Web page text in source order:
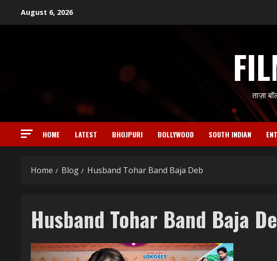
August 6, 2026
ताज़ा
HOME LATEST BHOJPURI BOLLYWOOD SOUTH INDIAN
Home Blog Husband Tohar Band Baja Deb
Husband Tohar Band Baja